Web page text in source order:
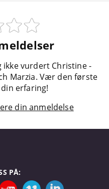
vurdert Christine -
Marzia. Vær den første
erfaring!
din anmeldelse
PÅ: